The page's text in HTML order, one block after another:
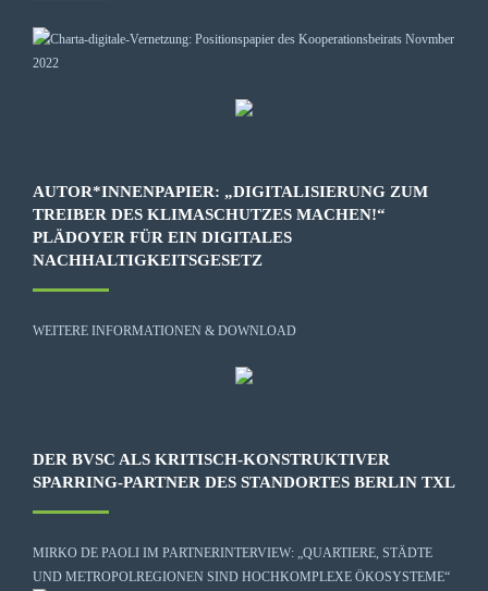
AUTOR*INNENPAPIER: „DIGITALISIERUNG ZUM
TREIBER DES KLIMASCHUTZES MACHEN!“
PLÄDOYER FÜR EIN DIGITALES
NACHHALTIGKEITSGESETZ
WEITERE INFORMATIONEN & DOWNLOAD
DER BVSC ALS KRITISCH-KONSTRUKTIVER
SPARRING-PARTNER DES STANDORTES BERLIN TXL
MIRKO DE PAOLI IM PARTNERINTERVIEW: „QUARTIERE, STÄDTE
UND METROPOLREGIONEN SIND HOCHKOMPLEXE ÖKOSYSTEME“